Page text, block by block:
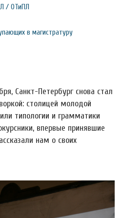
/ ОТиПЛ
в магистратуру
Санкт-Петербург снова стал
столицей молодой
типологии и грамматики
впервые принявшие
нам о своих